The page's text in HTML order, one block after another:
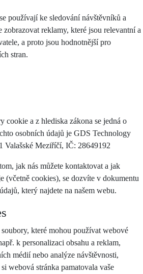
používají ke sledování návštěvníků a
reklamy, které jsou relevantní a
a proto jsou hodnotnější pro
stran.
cookie a z hlediska zákona se jedná o
osobních údajů je GDS Technology
Valašské Meziříčí, IČ: 28649192
jak nás můžete kontaktovat a jak
(včetně cookies), se dozvíte v dokumentu
který najdete na našem webu.
které mohou používat webové
k personalizaci obsahu a reklam,
médií nebo analýze návštěvnosti,
webová stránka pamatovala vaše